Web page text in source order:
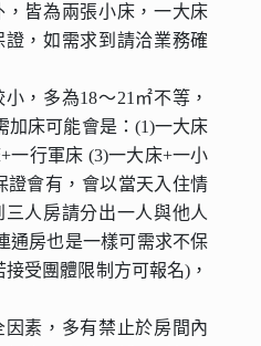
，皆為兩張小床，一大床
，如需求到請洽業務確
，多為18～21㎡不等，
加床可能會是：(1)一大床
一行軍床 (3)一大床+一小
證會有，會以當天入住情
人房請分出一人與他人
通房也是一樣可需求不保
受團體限制方可報名)，
素，多有禁止於房間內